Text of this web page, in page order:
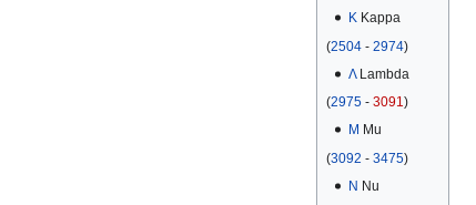
ΚKappa
(2504 - 2974)
ΛLambda
(2975 - 3091)
Μ Mu
(3092 - 3475)
Ν Nu